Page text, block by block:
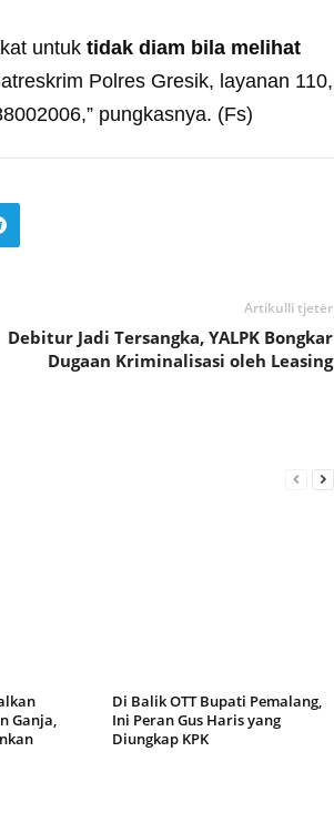
untuk tidak diam bila melihat
Polres Gresik, layanan 110,
pungkasnya. (Fs)
Artikulli tjetër
Debitur Jadi Tersangka, YALPK Bongkar
Dugaan Kriminalisasi oleh Leasing
Ganja,
Di Balik OTT Bupati Pemalang,
Ini Peran Gus Haris yang
Diungkap KPK